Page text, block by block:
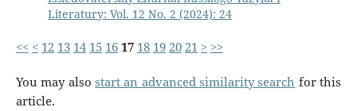
Literatury: Vol. 12 No. 2 (2024): 24
<< < 12 13 14 15 1617 18 192021 > >>
You may also start an advanced similarity search for this
article.